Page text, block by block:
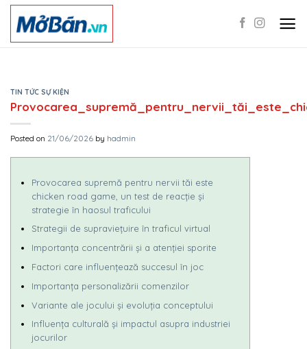
Skip
content
TIN TỨC SỰ KIỆN
Posted on 21/06/2026 by hadmin
Provocarea supremă pentru nervii tăi este
chicken road game, un test de reacție și
strategie în haosul traficului
Strategii de supraviețuire în traficul virtual
Importanța concentrării și a atenției sporite
Factori care influențează succesul în joc
Importanța personalizării comenzilor
Variante ale jocului și evoluția conceptului
Influența culturală și impactul asupra industriei
jocurilor